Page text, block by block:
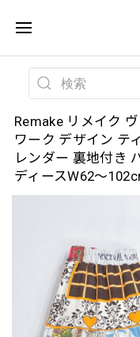
Remake リメイク
ワーク デザイン テ
レンダー 裏地付き
ディースW62～